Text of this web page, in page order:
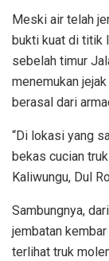
Meski air telah
bukti kuat di titik
sebelah timur
menemukan
berasal dari
“Di lokasi yang
bekas cucian
Kaliwungu, Dul
Sambungnya,
jembatan
terlihat truk